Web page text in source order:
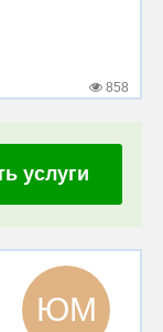
858
услуги
ЮМ